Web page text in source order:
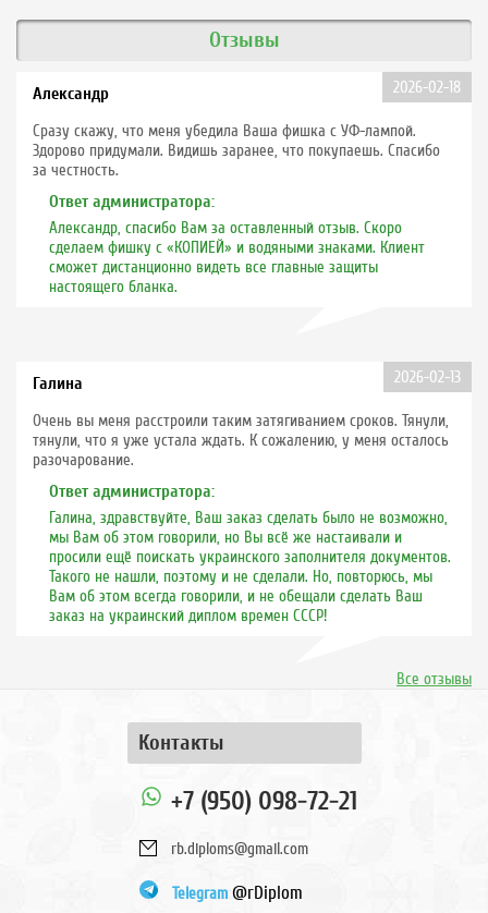
Отзывы
Александр 2026-02-18
Сразу скажу, что меня убедила Ваша фишка с УФ-лампой.
Здорово придумали. Видишь заранее, что покупаешь. Спасибо
за честность.
Ответ администратора:
Александр, спасибо Вам за оставленный отзыв. Скоро
сделаем фишку с «КОПИЕЙ» и водяными знаками. Клиент
сможет дистанционно видеть все главные защиты
настоящего бланка.
Галина 2026-02-13
Очень вы меня расстроили таким затягиванием сроков. Тянули,
тянули, что я уже устала ждать. К сожалению, у меня осталось
разочарование.
Ответ администратора:
Галина, здравствуйте, Ваш заказ сделать было не возможно,
мы Вам об этом говорили, но Вы всё же настаивали и
просили ещё поискать украинского заполнителя документов.
Такого не нашли, поэтому и не сделали. Но, повторюсь, мы
Вам об этом всегда говорили, и не обещали сделать Ваш
заказ на украинский диплом времен СССР!
Все отзывы
Контакты
+7 (950) 098-72-21
rb.diploms@gmail.com
Telegram@rDiplom